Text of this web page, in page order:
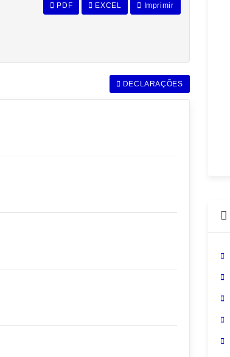
PDF EXCEL
Imprimir
DECLARAÇÕES